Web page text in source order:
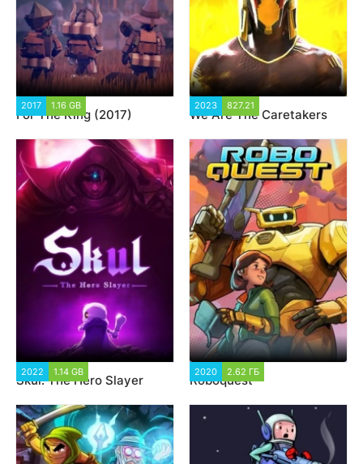
2017 1.16 GB
For The King (2017)
2023 827.21
We Are The Caretakers
2022 1.14 GB
Skul: The Hero Slayer
2020 2.62 ГБ
Roboquest